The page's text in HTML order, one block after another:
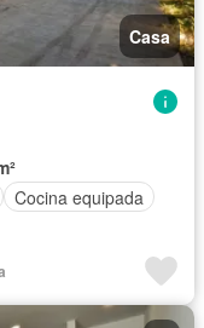
Casa
Cocina equipada